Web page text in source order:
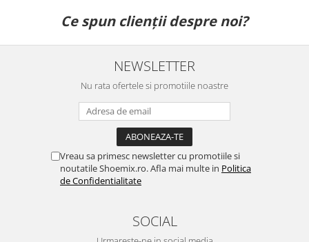
Ce spun clienții despre noi?
NEWSLETTER
Nu rata ofertele si promotiile noastre
Vreau sa primesc newsletter cu promotiile si
noutatile Shoemix.ro. Afla mai multe in Politica
de Confidentialitate
SOCIAL